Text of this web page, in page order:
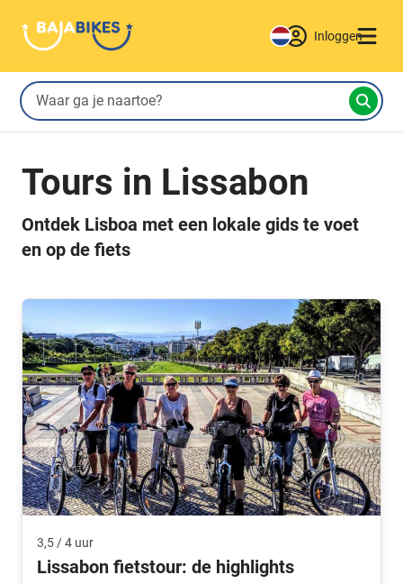
Inloggen
Tours in Lissabon
Ontdek Lisboa met een lokale gids te voet
en op de fiets
3,5 / 4 uur
Lissabon fietstour: de highlights